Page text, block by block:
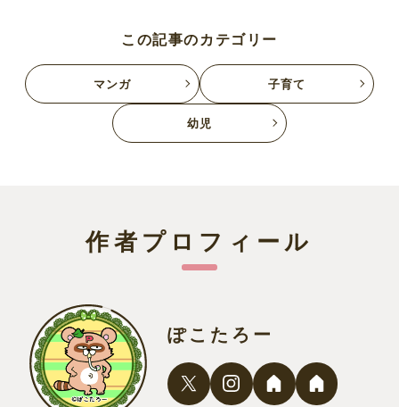
この記事のカテゴリー
マンガ 子育て
幼児
作者プロフィール
ぽこたろー